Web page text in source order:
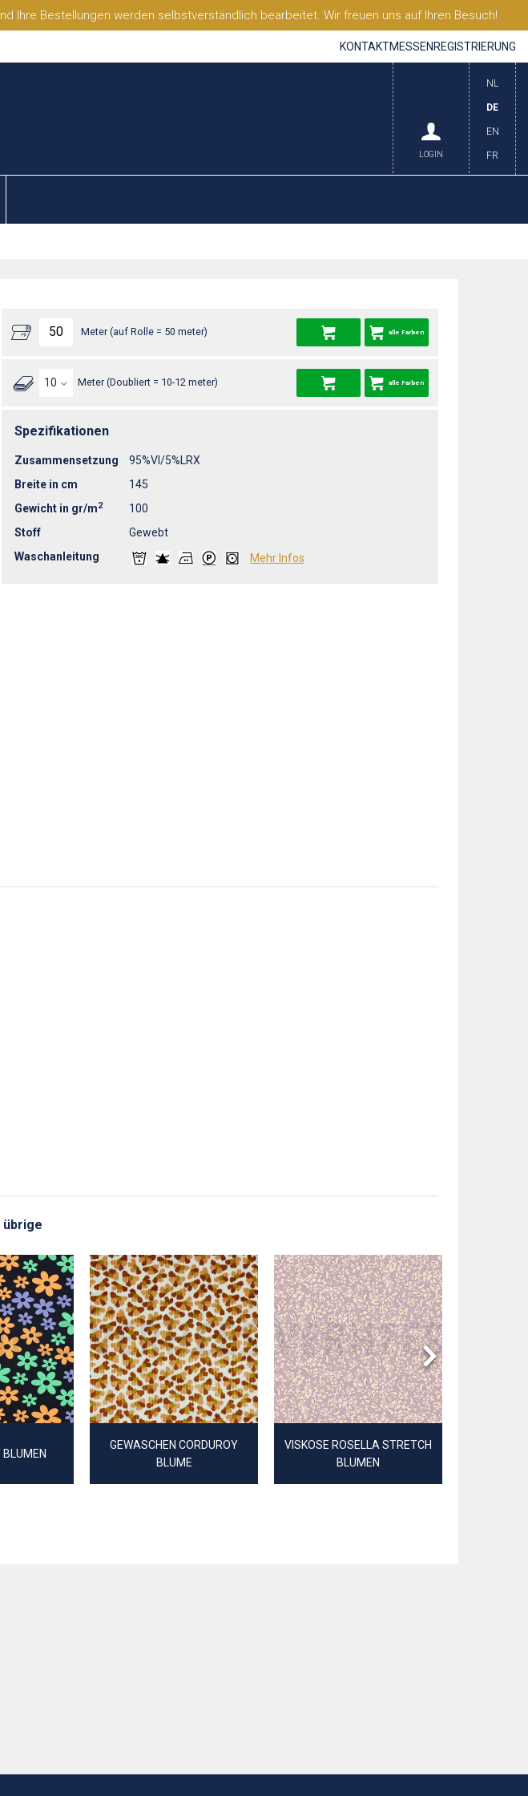
Ihre Bestellungen werden selbstverständlich bearbeitet. Wir freuen uns auf Ihren Besuch!
KONTAKTMESSEN REGISTRIERUNG
NL
DE
EN
FR
LOGIN
Meter (auf Rolle = 50 meter) alle Farben
Meter (Doubliert = 10-12 meter) alle Farben
Spezifikationen
Zusammensetzung
95%VI/5%LRX
Breite in cm
145
Gewicht in gr/m2
100
Stoff
Gewebt
Waschanleitung
Mehr Infos
übrige
GEWASCHEN CORDUROY
BLUME
VISKOSE ROSELLA STRETCH
BLUMEN